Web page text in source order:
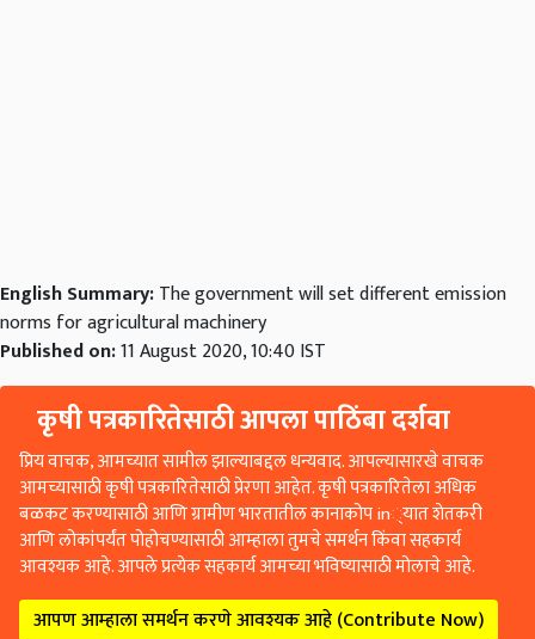
English Summary:The government will set different emission
norms for agricultural machinery
Published on:11 August 2020, 10:40 IST
कृषी पत्रकारितेसाठी आपला पाठिंबा दर्शवा
प्रिय वाचक, आमच्यात सामील झाल्याबद्दल धन्यवाद. आपल्यासारखे वाचक
आमच्यासाठी कृषी पत्रकारितेसाठी प्रेरणा आहेत. कृषी पत्रकारितेला अधिक
बळकट करण्यासाठी आणि ग्रामीण भारतातील कानाकोप in्यात शेतकरी
आणि लोकांपर्यंत पोहोचण्यासाठी आम्हाला तुमचे समर्थन किंवा सहकार्य
आवश्यक आहे. आपले प्रत्येक सहकार्य आमच्या भविष्यासाठी मोलाचे आहे.
आपण आम्हाला समर्थन करणे आवश्यक आहे (Contribute Now)